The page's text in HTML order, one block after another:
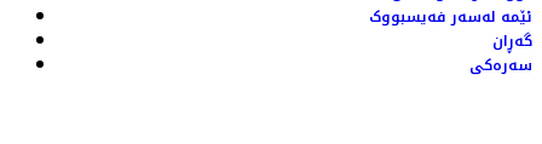
ئێمە لەسەر فەیسبووک
گەڕان
سەرەکی